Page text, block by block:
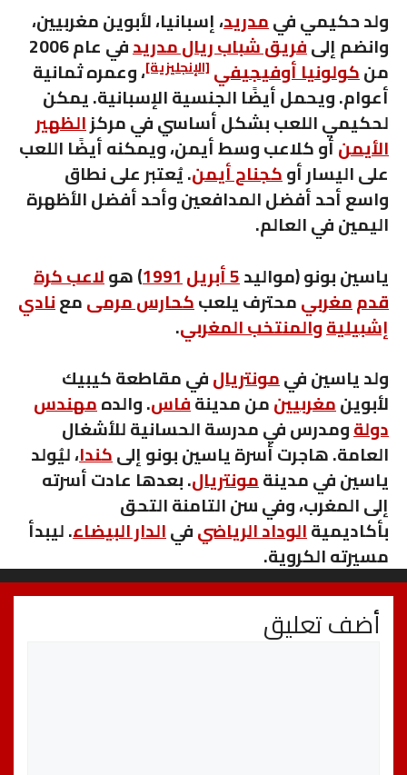
ولد حكيمي فيمدريد، إسبانيا، لأبوين مغربيين،
وانضم إلىفريق شباب ريال مدريد في عام 2006
منكولونيا أوفيجيفي [الإنجليزية]، وعمره ثمانية
أعوام. ويحمل أيضًا الجنسية الإسبانية. يمكن
لحكيمي اللعب بشكل أساسي في مركزالظهير
الأيمنأو كلاعب وسط أيمن، ويمكنه أيضًا اللعب
على اليسار أوكجناح أيمن. يُعتبر على نطاق
واسع أحد أفضل المدافعين وأحد أفضل الأظهرة
اليمين في العالم.
ياسين بونو(مواليد5 أبريل 1991) هولاعب كرة
قدممغربيمحترف يلعبكحارس مرمىمعنادي
إشبيليةوالمنتخب المغربي.
ولد ياسين فيمونتريالفي مقاطعة كيبيك
لأبوينمغربيينمن مدينةفاس. والدهمهندس
دولةومدرس في مدرسة الحسانية للأشغال
العامة. هاجرت أسرة ياسين بونو إلىكندا، ليُولد
ياسين في مدينةمونتريال. بعدها عادت أسرته
إلى المغرب، وفي سن التامنة التحق
بأكاديميةالوداد الرياضيفيالدار البيضاء. ليبدأ
مسيرته الكروية.
أضف تعليق